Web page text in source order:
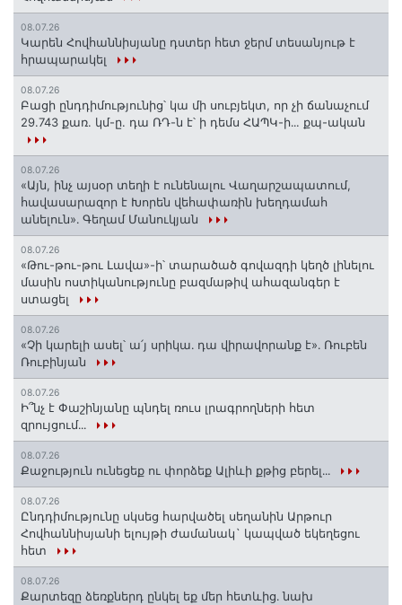
08.07.26
Կարեն Հովհաննիսյանը դստեր հետ ջերմ տեսանյութ է
հրապարակել
08.07.26
Բացի ընդդիմությունից՝ կա մի սուբյեկտ, որ չի ճանաչում
29.743 քառ. կմ-ը. դա ՌԴ-ն է՝ ի դեմս ՀԱՊԿ-ի․․. քպ-ական
08.07.26
«Այն, ինչ այսօր տեղի է ունենալու Վաղարշապատում,
հավասարազոր է Խորեն վեհափառին խեղդամահ
անելուն»․ Գեղամ Մանուկյան
08.07.26
«Թու-թու-թու Լավա»-ի՝ տարածած գովազդի կեղծ լինելու
մասին ոստիկանությունը բազմաթիվ ահազանգեր է
ստացել
08.07.26
«Չի կարելի ասել՝ ա՛յ սրիկա․ դա վիրավորանք է»․ Ռուբեն
Ռուբինյան
08.07.26
Ի՞նչ է Փաշինյանը պնդել ռուս լրագրողների հետ
զրույցում․․․
08.07.26
Քաջություն ունեցեք ու փորձեք Ալիևի քթից բերել․․․
08.07.26
Ընդդիմությունը սկսեց հարվածել սեղանին Արթուր
Հովհաննիսյանի ելույթի ժամանակ` կապված եկեղեցու
հետ
08.07.26
Քարտեզը ձեռքներդ ընկել եք մեր հետևից․ նախ